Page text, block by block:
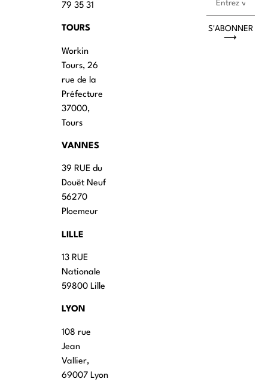
79 35 31
TOURS
Workin
Tours, 26
rue de la
Préfecture
37000,
Tours
VANNES
39 RUE du
Douët Neuf
56270
Ploemeur
LILLE
13 RUE
Nationale
59800 Lille
LYON
108 rue
Jean
Vallier,
69007 Lyon
S'ABONNER
⟶